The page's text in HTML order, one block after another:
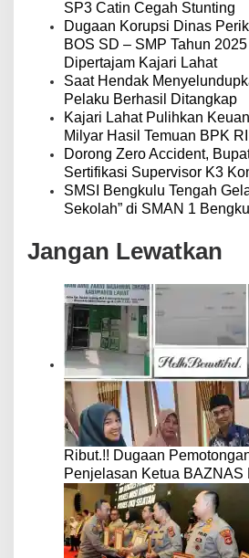
SP3 Catin Cegah Stunting
Dugaan Korupsi Dinas
BOS SD – SMP Tahun
Dipertajam Kajari Lahat
Saat Hendak
Pelaku Berhasil Ditangkap
Kajari Lahat Pulihkan
Milyar Hasil Temuan BPK RI
Dorong Zero Accident,
Sertifikasi Supervisor K3
SMSI Bengkulu Tengah
Sekolah” di SMAN 1
Jangan Lewatkan
Ribut.!! Dugaan
Penjelasan Ketua BAZNAS